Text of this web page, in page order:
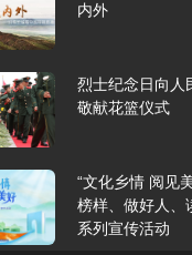
内外
烈士纪念日向人
敬献花篮仪式
“文化乡情 阅见
榜样、做好人、
系列宣传活动